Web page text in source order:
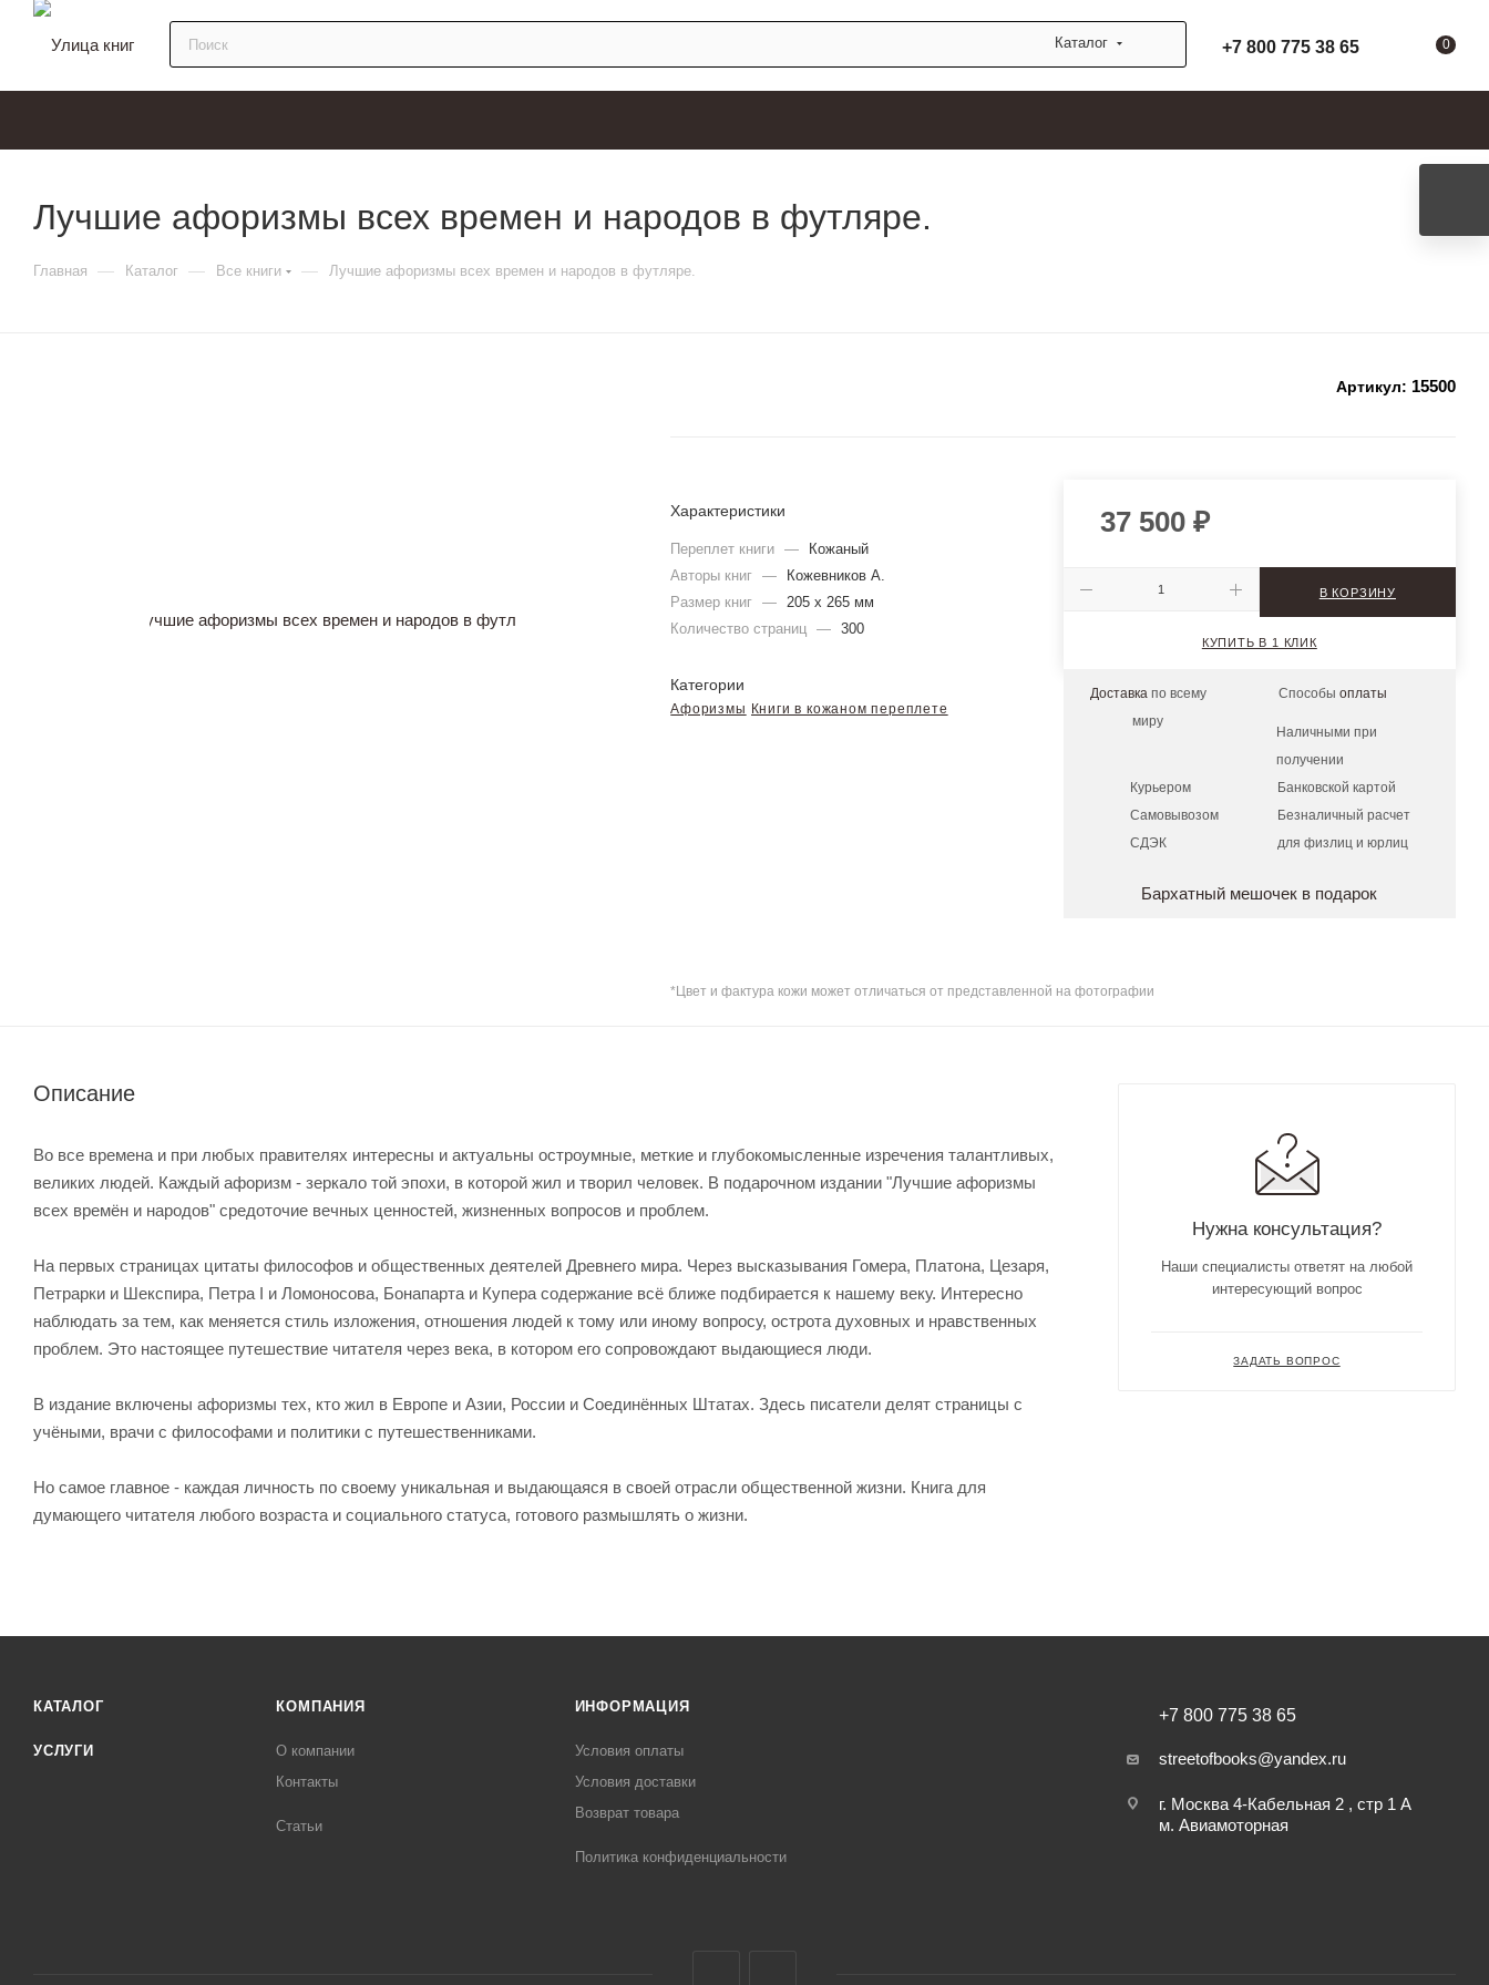
Каталог +7 800 775 38 65 0
Лучшие афоризмы всех времен и народов в футляре.
Главная — Каталог — Все книги — Лучшие афоризмы всех времен и народов в футляре.
Артикул: 15500
Характеристики
Переплет книги —
Кожаный
Авторы книг
—
Кожевников А.
Размер книг
—
205 х 265 мм
Количество страниц
— 300
Категории
Афоризмы Книги в кожаном переплете
37 500₽
В КОРЗИНУ
КУПИТЬ В 1 КЛИК
Доставкапо всему
миру
Курьером
Самовывозом
СДЭК
Способыоплаты
Наличными при
получении
Банковской картой
Безналичный расчет
для физлиц и юрлиц
Бархатный мешочек в подарок
*Цвет и фактура кожи может отличаться от представленной на фотографии
Описание
Во все времена и при любых правителях интересны и актуальны остроумные, меткие и глубокомысленные изречения талантливых,
великих людей. Каждый афоризм - зеркало той эпохи, в которой жил и творил человек. В подарочном издании "Лучшие афоризмы
всех времён и народов" средоточие вечных ценностей, жизненных вопросов и проблем.
На первых страницах цитаты философов и общественных деятелей Древнего мира. Через высказывания Гомера, Платона, Цезаря,
Петрарки и Шекспира, Петра I и Ломоносова, Бонапарта и Купера содержание всё ближе подбирается к нашему веку. Интересно
наблюдать за тем, как меняется стиль изложения, отношения людей к тому или иному вопросу, острота духовных и нравственных
проблем. Это настоящее путешествие читателя через века, в котором его сопровождают выдающиеся люди.
В издание включены афоризмы тех, кто жил в Европе и Азии, России и Соединённых Штатах. Здесь писатели делят страницы с
учёными, врачи с философами и политики с путешественниками.
Но самое главное - каждая личность по своему уникальная и выдающаяся в своей отрасли общественной жизни. Книга для
думающего читателя любого возраста и социального статуса, готового размышлять о жизни.
Нужна консультация?
Наши специалисты ответят на любой
интересующий вопрос
ЗАДАТЬ ВОПРОС
КАТАЛОГ
УСЛУГИ
КОМПАНИЯ
О компании
Контакты
Статьи
ИНФОРМАЦИЯ
Условия оплаты
Условия доставки
Возврат товара
Политика конфиденциальности
+7 800 775 38 65
streetofbooks@yandex.ru
г. Москва 4-Кабельная 2 , стр 1 А
м. Авиамоторная